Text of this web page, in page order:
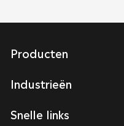
Producten
Industrieën
Snelle links